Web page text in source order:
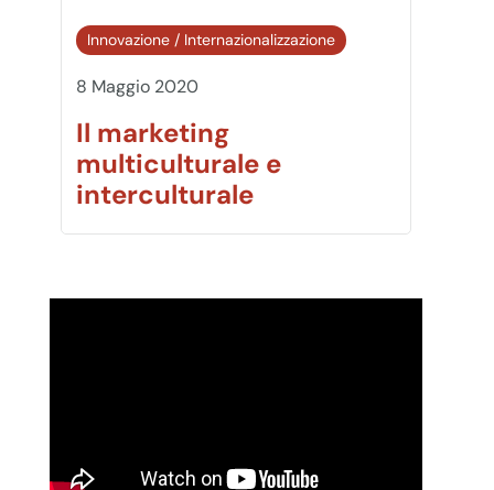
Innovazione / Internazionalizzazione
8 Maggio 2020
Il marketing
multiculturale e
interculturale